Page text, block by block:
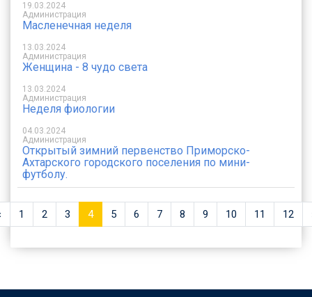
19.03.2024
Администрация
Масленечная неделя
13.03.2024
Администрация
Женщина - 8 чудо света
13.03.2024
Администрация
Неделя фиологии
04.03.2024
Администрация
Открытый зимний первенство Приморско-
Ахтарского городского поселения по мини-
футболу.
Предыдущая
1 2 3 4 5 6 7 8 9 10 11 12